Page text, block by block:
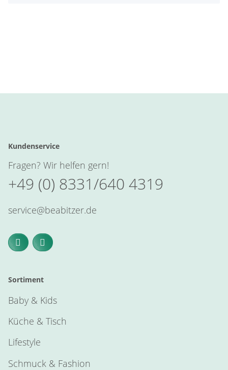
Kundenservice
Fragen? Wir helfen gern!
+49 (0) 8331/640 4319
service@beabitzer.de
Sortiment
Baby & Kids
Küche & Tisch
Lifestyle
Schmuck & Fashion